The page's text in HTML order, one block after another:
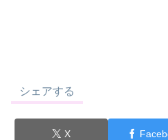
シェアする
X